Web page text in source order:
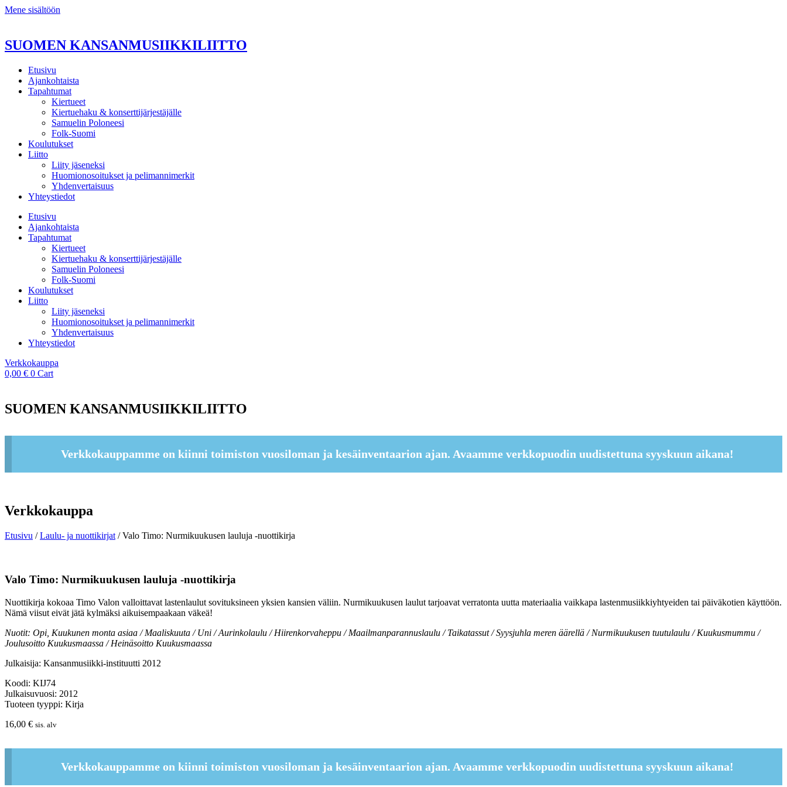
Mene sisältöön
SUOMEN KANSANMUSIIKKILIITTO
Etusivu
Ajankohtaista
Tapahtumat
Kiertueet
Kiertuehaku & konserttijärjestäjälle
Samuelin Poloneesi
Folk-Suomi
Koulutukset
Liitto
Liity jäseneksi
Huomionosoitukset ja pelimannimerkit
Yhdenvertaisuus
Yhteystiedot
Etusivu
Ajankohtaista
Tapahtumat
Kiertueet
Kiertuehaku & konserttijärjestäjälle
Samuelin Poloneesi
Folk-Suomi
Koulutukset
Liitto
Liity jäseneksi
Huomionosoitukset ja pelimannimerkit
Yhdenvertaisuus
Yhteystiedot
Verkkokauppa
0,00 € 0 Cart
SUOMEN KANSANMUSIIKKILIITTO
Verkkokauppamme on kiinni toimiston vuosiloman ja kesäinventaarion ajan. Avaamme verkkopuodin uudistettuna syyskuun aikana!
Verkkokauppa
Etusivu /Laulu- ja nuottikirjat / Valo Timo: Nurmikuukusen lauluja -nuottikirja
Valo Timo: Nurmikuukusen lauluja -nuottikirja
Nuottikirja kokoaa Timo Valon valloittavat lastenlaulut sovituksineen yksien kansien väliin. Nurmikuukusen laulut tarjoavat verratonta uutta materiaalia vaikkapa lastenmusiikkiyhtyeiden tai päiväkotien käyttöön.
Nämä viisut eivät jätä kylmäksi aikuisempaakaan väkeä!
Nuotit: Opi, Kuukunen monta asiaa / Maaliskuuta / Uni / Aurinkolaulu / Hiirenkorvaheppu / Maailmanparannuslaulu / Taikatassut / Syysjuhla meren äärellä / Nurmikuukusen tuutulaulu / Kuukusmummu /
Joulusoitto Kuukusmaassa / Heinäsoitto Kuukusmaassa
Julkaisija: Kansanmusiikki-instituutti 2012
Koodi: KIJ74
Julkaisuvuosi: 2012
Tuoteen tyyppi: Kirja
16,00 € sis. alv
Verkkokauppamme on kiinni toimiston vuosiloman ja kesäinventaarion ajan. Avaamme verkkopuodin uudistettuna syyskuun aikana!